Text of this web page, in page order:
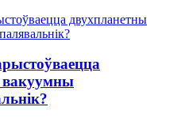
вакуумны